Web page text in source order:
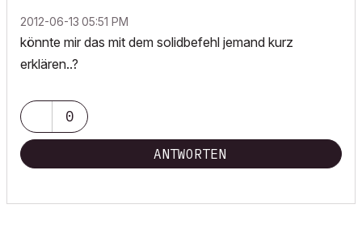
‎2012-06-13 05:51 PM
könnte mir das mit dem solidbefehl jemand kurz
erklären..?
0
ANTWORTEN